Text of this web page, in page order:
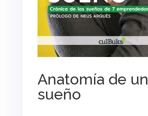
Anatomía de un
sueño